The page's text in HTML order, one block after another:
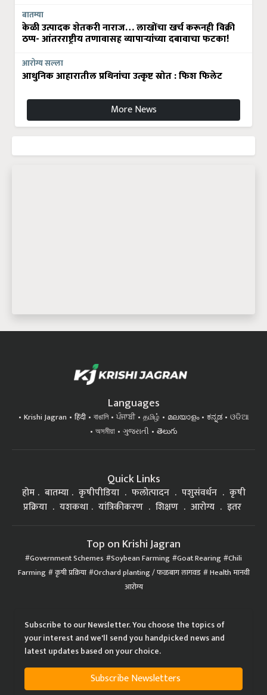
बातम्या
केळी उत्पादक शेतकरी नाराज… लाखोंचा खर्च करूनही विक्री
ठप्प- आंतरराष्ट्रीय तणावासह व्यापाऱ्यांच्या दबावाचा फटका!
आरोग्य सल्ला
आधुनिक आहारातील प्रथिनांचा उत्कृष्ट स्रोत : फिश फिलेट
More News
Languages
Krishi Jagran हिंदी বাঙালি ਪੰਜਾਬੀ தமிழ் മലയാളം ಕನ್ನಡ
ଓଡିଆ
অসমীয়া
ગુજરાતી తెలుగు
Quick Links
होम बातम्या कृषीपीडिया फलोत्पादन पशुसंवर्धन
कृषी
प्रक्रिया
यशकथा यांत्रिकीकरण शिक्षण आरोग्य इतर
Top on Krishi Jagran
Government Schemes Soybean Farming Goat Rearing Chili
Farming कृषी प्रक्रिया Orchard planting / फळबाग लागवड Health मानवी
आरोग्य
Subscribe to our Newsletter. You choose the topics of
your interest and we'll send you handpicked news and
latest updates based on your choice.
Subscribe Newsletters